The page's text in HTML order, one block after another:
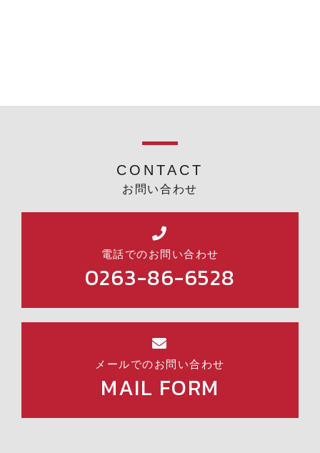
CONTACT
お問い合わせ
電話でのお問い合わせ
0263-86-6528
メールでのお問い合わせ
MAIL FORM